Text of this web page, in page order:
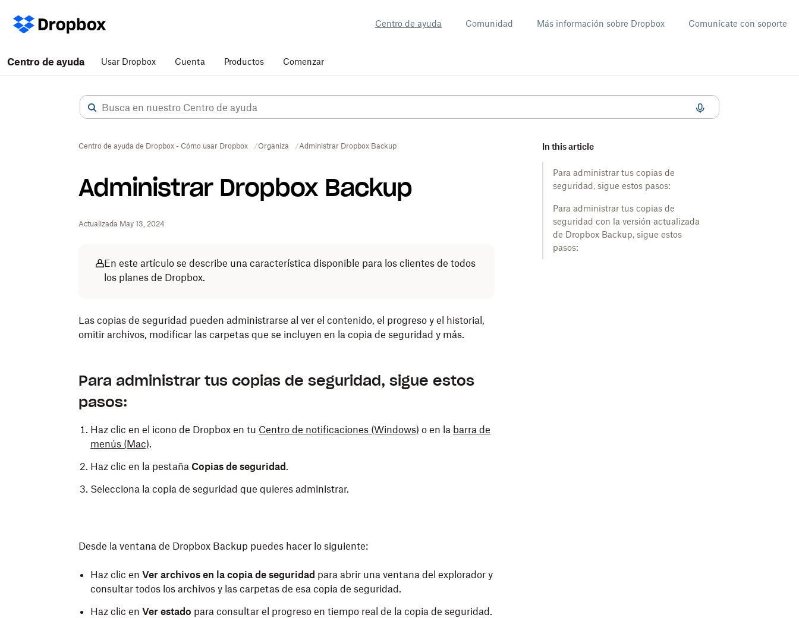
Centro de ayuda Comunidad Más información sobre Dropbox Comunícate con soporte
Centro de ayuda Usar Dropbox Cuenta Productos Comenzar
Centro de ayuda de Dropbox - Cómo usar Dropbox Organiza Administrar Dropbox Backup
Administrar Dropbox Backup
Actualizada May 13, 2024
In this article
Para administrar tus copias de
seguridad, sigue estos pasos:
Para administrar tus copias de
seguridad con la versión actualizada
de Dropbox Backup, sigue estos
pasos:
En este artículo se describe una característica disponible para los clientes de todos
los planes de Dropbox.
Las copias de seguridad pueden administrarse al ver el contenido, el progreso y el historial,
omitir archivos, modificar las carpetas que se incluyen en la copia de seguridad y más.
Para administrar tus copias de seguridad, sigue estos
pasos:
Haz clic en el icono de Dropbox en tu Centro de notificaciones (Windows) o en la barra de
menús (Mac).
Haz clic en la pestaña Copias de seguridad .
Selecciona la copia de seguridad que quieres administrar.
Desde la ventana de Dropbox Backup puedes hacer lo siguiente:
Haz clic en Ver archivos en la copia de seguridad para abrir una ventana del explorador y
consultar todos los archivos y las carpetas de esa copia de seguridad.
Haz clic en Ver estado para consultar el progreso en tiempo real de la copia de seguridad.